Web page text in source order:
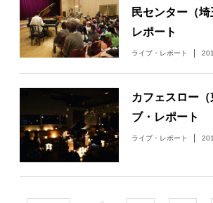
民センター（埼
レポート
ライブ・レポート
カフェスロー
ブ・レポート
ライブ・レポート